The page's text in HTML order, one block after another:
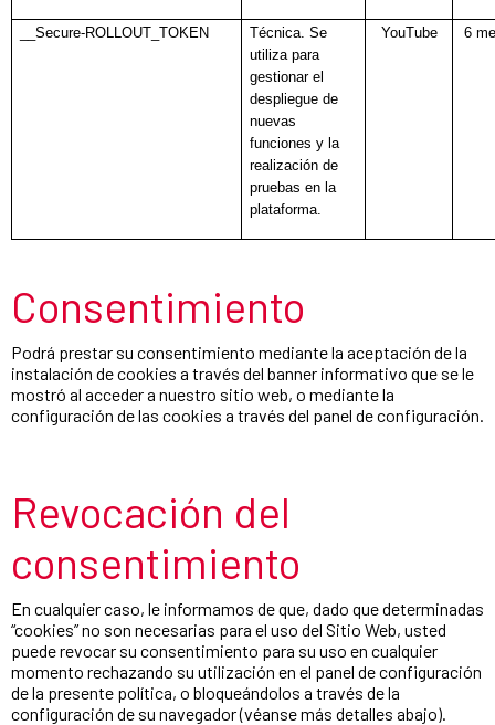
__Secure-ROLLOUT_TOKEN
Técnica. Se
utiliza para
gestionar el
despliegue de
nuevas
funciones y la
realización de
pruebas en la
plataforma.
YouTube 6
Consentimiento
Podrá prestar su consentimiento mediante la aceptación de la
instalación de cookies a través del banner informativo que se le
mostró al acceder a nuestro sitio web, o mediante la
configuración de las cookies a través del panel de configuración.
Revocación del
consentimiento
En cualquier caso, le informamos de que, dado que determinadas
“cookies” no son necesarias para el uso del Sitio Web, usted
puede revocar su consentimiento para su uso en cualquier
momento rechazando su utilización en el panel de configuración
de la presente política, o bloqueándolos a través de la
configuración de su navegador (véanse más detalles abajo).